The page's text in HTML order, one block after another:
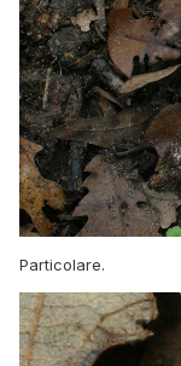
Particolare.